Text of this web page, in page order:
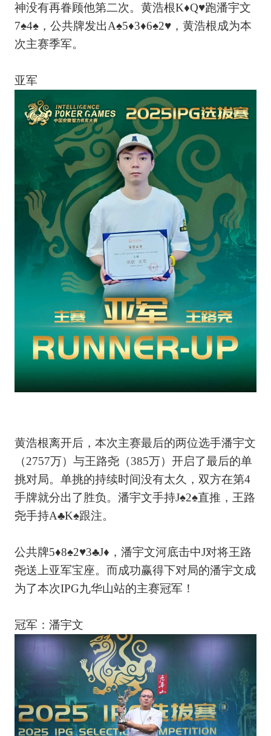
神没有再眷顾他第二次。黄浩根K♦Q♥跑潘宇文
7♠4♠，公共牌发出A♠5♦3♦6♠2♥，黄浩根成为本
次主赛季军。
亚军
黄浩根离开后，本次主赛最后的两位选手潘宇文
（2757万）与王路尧（385万）开启了最后的单
挑对局。单挑的持续时间没有太久，双方在第4
手牌就分出了胜负。潘宇文手持J♠2♠直推，王路
尧手持A♣K♠跟注。
公共牌5♦8♠2♥3♣J♦，潘宇文河底击中J对将王路
尧送上亚军宝座。而成功赢得下对局的潘宇文成
为了本次IPG九华山站的主赛冠军！
冠军：潘宇文